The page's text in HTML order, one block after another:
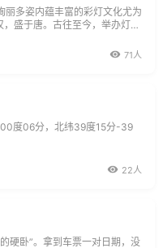
丽多姿内蕴丰富的彩灯文化尤为
盛于唐。古往至今，举办灯会
71人
度06分，北纬39度15分-39
22人
硬卧”。拿到车票一对日期，没